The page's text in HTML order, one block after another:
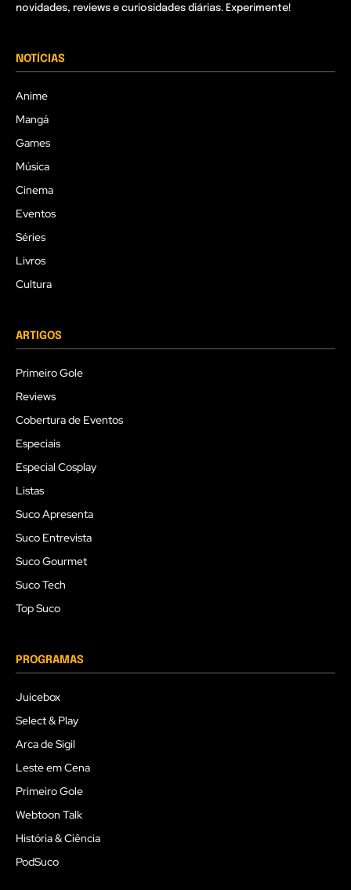
novidades, reviews e curiosidades diárias. Experimente!
NOTÍCIAS
Anime
Mangá
Games
Música
Cinema
Eventos
Séries
Livros
Cultura
ARTIGOS
Primeiro Gole
Reviews
Cobertura de Eventos
Especiais
Especial Cosplay
Listas
Suco Apresenta
Suco Entrevista
Suco Gourmet
Suco Tech
Top Suco
PROGRAMAS
Juicebox
Select & Play
Arca de Sigil
Leste em Cena
Primeiro Gole
Webtoon Talk
História & Ciência
PodSuco